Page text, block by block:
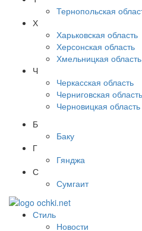
Тернопольская
Х
Харьковская область
Херсонская область
Хмельницкая область
Ч
Черкасская область
Черниговская область
Черновицкая область
Б
Баку
Г
Гянджа
С
Сумгаит
Стиль
Новости